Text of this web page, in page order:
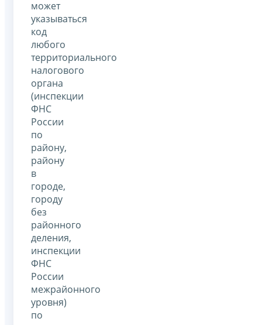
может
указываться
код
любого
территориального
налогового
органа
(инспекции
ФНС
России
по
району,
району
в
городе,
городу
без
районного
деления,
инспекции
ФНС
России
межрайонного
уровня)
по